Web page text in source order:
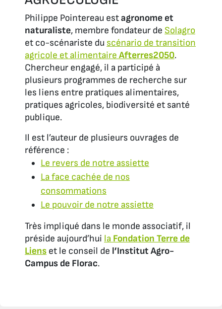
Philippe Pointereau estagronome et
naturaliste, membre fondateur de Solagro
et co-scénariste du scénario de transition
agricole et alimentaire Afterres2050.
Chercheur engagé, il a participé à
plusieurs programmes de recherche sur
les liens entre pratiques alimentaires,
pratiques agricoles, biodiversité et santé
publique.
Il est l’auteur de plusieurs ouvrages de
référence :
Le revers de notre assiette
La face cachée de nos
consommations
Le pouvoir de notre assiette
Très impliqué dans le monde associatif, il
préside aujourd’hui la Fondation Terre de
Liens et le conseil de l’Institut Agro-
Campus de Florac.